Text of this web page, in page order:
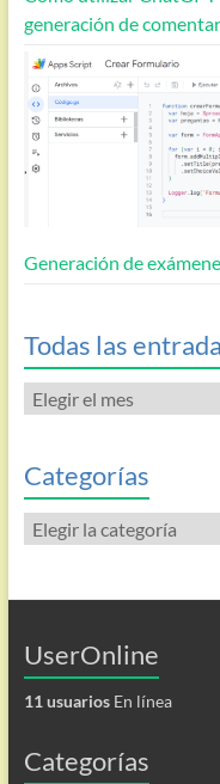
generación de
Generación de
Todas las
Todas
las
Categorías
Categorías
UserOnline
11 usuariosEn línea
Categorías